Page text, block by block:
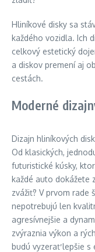
Hliníkové disky sa
každého vozidla. Ich
celkový estetický
a diskov premení aj
cestách.
Moderné
Dizajn hliníkových
Od klasických,
futuristické kúsky,
každé auto dokážete
zvážiť? V prvom rade
nepotrebujú len
agresívnejšie a
zvýraznia výkon a
budú vyzerať lepšie s